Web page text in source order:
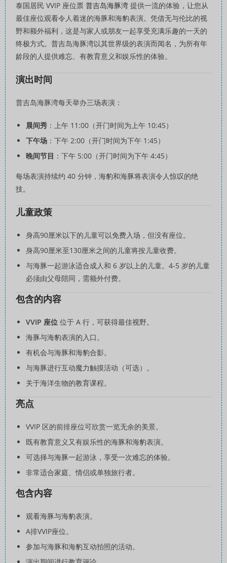
泰国居民 VVIP 座位票 普吉岛海豚湾 提供一流的体验，让您从
最佳座位观看令人着迷的海豚和海豹表演。凭借无与伦比的视
野和额外福利，这是与家人或朋友一起享受充满乐趣的一天的
终极方式。普吉岛海豚湾以其世界级的表演而闻名，为所有年
龄段的人提供难忘、有教育意义和娱乐性的体验。
演出时间
普吉岛海豚湾每天举办三场表演：
晨间秀 ：上午 11:00（开门时间为上午 10:45）
下午场 ：下午 2:00（开门时间为下午 1:45）
晚间节目 ：下午 5:00（开门时间为下午 4:45）
每场表演持续约 40 分钟，海豹和海豚将表演令人惊叹的绝
技。
儿童政策
身高90厘米以下的儿童可以免费入场，但没有座位。
身高90厘米至130厘米之间的儿童将按儿童收费。
与海豚一起游泳适合成人和 6 岁以上的儿童。4-5 岁的儿童
必须由父母陪同，需额外付费。
包含的内容
VVIP 座位 位于 A 行，可获得最佳视野。
海豚与海豹表演的入口。
有机会与海豚和海豹合影。
与海豚进行互动魔力触摸活动（可选）。
关于海洋生物的教育课程。
亮点
VVIP 区的前排座位可欣赏一览无余的美景。
既有教育意义又有娱乐性的海豚和海豹表演。
可选择与海豚一起游泳，享受一次难忘的体验。
非常适合家庭、情侣或单独旅行者。
包含内容
观看海豚与海豹表演。
A排VVIP座位。
参加与海豚和海豹互动拍照的活动。